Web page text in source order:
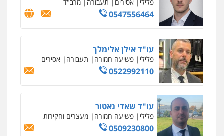
סמים רכוש
0548009246
דוד אפרים משרד עורכי דין
פלילי צווארון לבן מס הכנסה מע"מ
0506209859
עדי כרמלי – חברת עו"ד
פלילי כלכלי עורכי דין לענייני אסירים
0525060666